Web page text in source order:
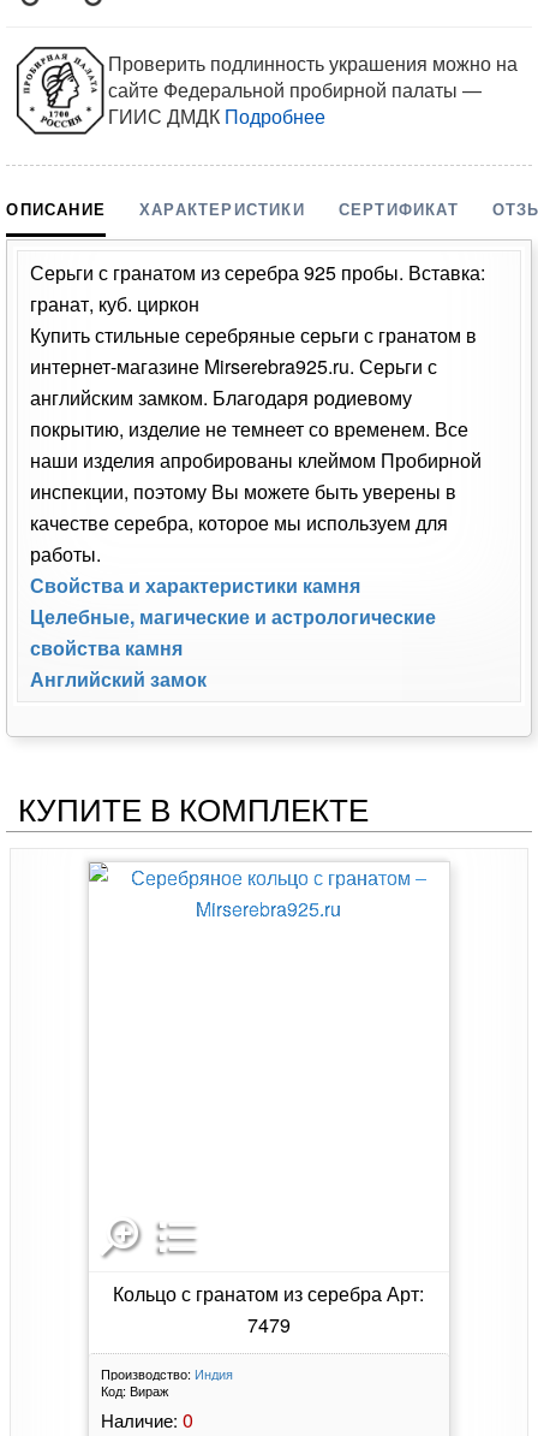
Проверить подлинность украшения можно на
сайте Федеральной пробирной палаты —
ГИИС ДМДК Подробнее
ОПИСАНИЕ ХАРАКТЕРИСТИКИ СЕРТИФИКАТ
Серьги с гранатом из серебра 925 пробы. Вставка:
гранат, куб. циркон
Купить стильные серебряные серьги с гранатом в
интернет-магазине Mirserebra925.ru. Серьги с
английским замком. Благодаря родиевому
покрытию, изделие не темнеет со временем. Все
наши изделия апробированы клеймом Пробирной
инспекции, поэтому Вы можете быть уверены в
качестве серебра, которое мы используем для
работы.
Свойства и характеристики камня
Целебные, магические и астрологические
свойства камня
Английский замок
КУПИТЕ В КОМПЛЕКТЕ
Кольцо с гранатом из серебра Арт:
7479
Производство: Индия
Код: Вираж
Наличие: 0